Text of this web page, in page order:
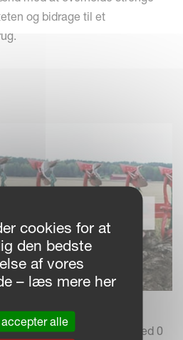
og bidrage til et
OVER 3 ÅR
en finansieringsløsning med 0
cookies for at
den bedste
af vores
– læs mere her
alle